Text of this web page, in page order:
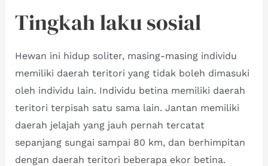
Tingkah laku sosial
Hewan ini hidup soliter, masing-masing individu
memiliki daerah teritori yang tidak boleh dimasuki
oleh individu lain. Individu betina memiliki daerah
teritori terpisah satu sama lain. Jantan memiliki
daerah jelajah yang jauh pernah tercatat
sepanjang sungai sampai 80 km, dan berhimpitan
dengan daerah teritori beberapa ekor betina.